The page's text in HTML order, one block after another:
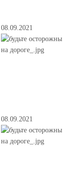
08.09.2021
08.09.2021